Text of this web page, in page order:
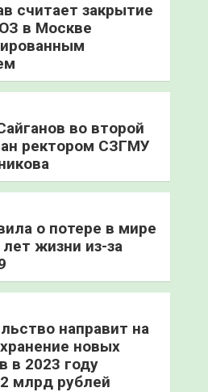
считает закрытие
в Москве
во второй
ректором СЗГМУ
о потере в мире
жизни из-за
направит на
новых
в 2023 году
млрд рублей